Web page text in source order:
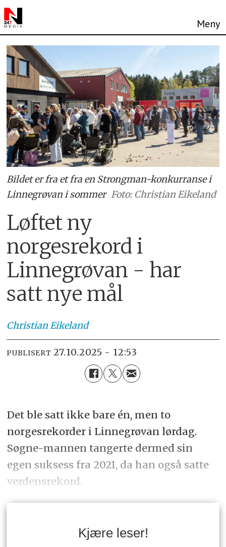
Bildet er fra et fra en Strongman-konkurranse i
Linnegrøvan i sommer Foto: Christian Eikeland
Løftet ny
norgesrekord i
Linnegrøvan - har
satt nye mål
ChristianEikeland
PUBLISERT 27.10.2025 - 12:53
Det ble satt ikke bare én, men to
norgesrekorder i Linnegrøvan lørdag.
Søgne-mannen tangerte dermed sin
egen suksess fra 2021, da han også satte
verdensrekord.
Kjære leser!